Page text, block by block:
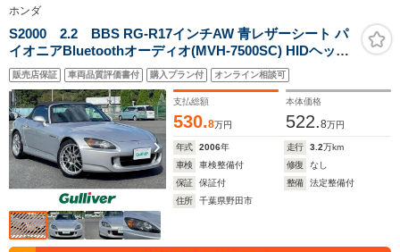
ダークルーズ/プリク
ラッシュ/LDA/ハーフ
レザー/シートヒータ
ー/ステアリングヒー
ター/LEDヘッドライ
ト/SDマルチナビ/Blu-
ray再生
タ ETC LEDヘッド
ライト スマートキ
ー オートエアコン
ホンダ
S2000 2.2 BBS RG-R17インチAW 青レザーシート パ
イオニアBluetoothオーディオ(MVH-7500SC) HIDヘッド
ライト 社外ETC 保証書 取扱説明書 スペアキー R2.4.6記
録有
販売店保証 車両品質評価書付 購入プラン付 オンライン相談可
支払総額
530.8万円
本体価格
522.8万円
年式 2006年 走行 3.2万km
車検
車検整備付 修復
なし
保証
保証付 整備
法定整備付
住所
千葉県野田市